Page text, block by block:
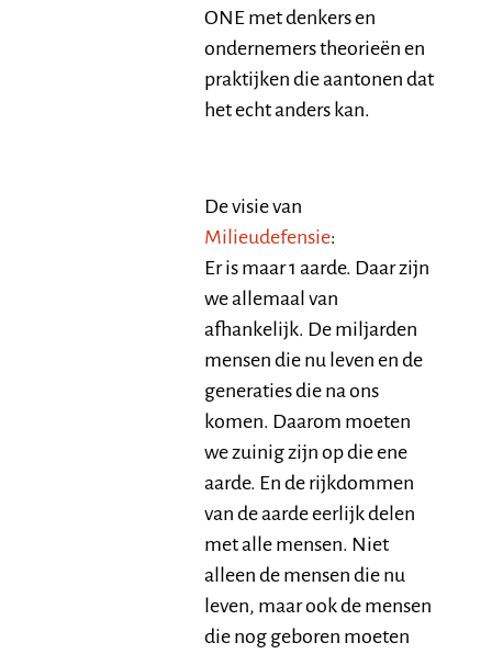
ONE met denkers en
ondernemers theorieën en
praktijken die aantonen dat
het echt anders kan.
De visie van
Milieudefensie:
Er is maar 1 aarde. Daar zijn
we allemaal van
afhankelijk. De miljarden
mensen die nu leven en de
generaties die na ons
komen. Daarom moeten
we zuinig zijn op die ene
aarde. En de rijkdommen
van de aarde eerlijk delen
met alle mensen. Niet
alleen de mensen die nu
leven, maar ook de mensen
die nog geboren moeten